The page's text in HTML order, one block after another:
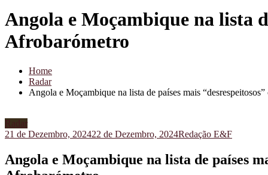
Angola e Moçambique na lista
Afrobarómetro
Home
Radar
Angola e Moçambique na lista de países mais
Radar
21 de Dezembro, 202422 de Dezembro, 2024Redação E&F
Angola e Moçambique na lista de países